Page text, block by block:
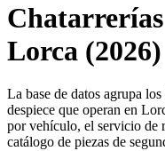
Chatarrerías
Lorca (2026)
La base de datos agrupa
despiece que operan en
por vehículo, el servicio de
catálogo de piezas de